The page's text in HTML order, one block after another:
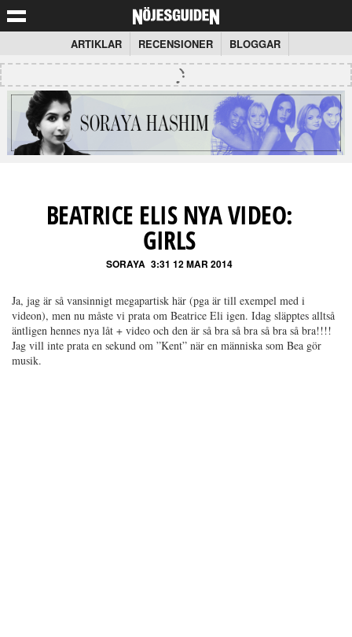
ARTIKLAR RECENSIONER BLOGGAR
BEATRICE ELIS NYA VIDEO:
GIRLS
SORAYA 3:31 12 MAR 2014
Ja, jag är så vansinnigt megapartisk här (pga är till exempel med i
videon), men nu måste vi prata om Beatrice Eli igen. Idag släpptes alltså
äntligen hennes nya låt + video och den är så bra så bra så bra så bra!!!!
Jag vill inte prata en sekund om ”Kent” när en människa som Bea gör
musik.